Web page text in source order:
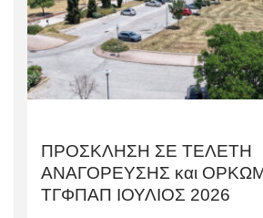
ΠΡΟΣΚΛΗΣΗ ΣΕ ΤΕΛΕΤΗ
AΝΑΓΟΡΕΥΣΗΣ και
TΓΦΠΑΠ ΙΟΥΛΙΟΣ 2026